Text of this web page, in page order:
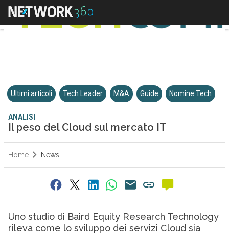
Ultimi articoli Tech Leader M&A Guide Nomine Tech
ANALISI
Il peso del Cloud sul mercato IT
Home News
Uno studio di Baird Equity Research Technology
rileva come lo sviluppo dei servizi Cloud sia